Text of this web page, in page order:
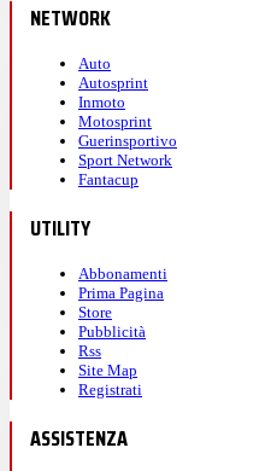
NETWORK
Auto
Autosprint
Inmoto
Motosprint
Guerinsportivo
Sport Network
Fantacup
UTILITY
Abbonamenti
Prima Pagina
Store
Pubblicità
Rss
Site Map
Registrati
ASSISTENZA